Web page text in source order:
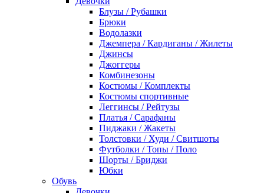
Блузы / Рубашки
Брюки
Водолазки
Джемпера / Кардиганы / Жилеты
Джинсы
Джоггеры
Комбинезоны
Костюмы / Комплекты
Костюмы спортивные
Леггинсы / Рейтузы
Платья / Сарафаны
Пиджаки / Жакеты
Толстовки / Худи / Свитшоты
Футболки / Топы / Поло
Шорты / Бриджи
Юбки
Обувь